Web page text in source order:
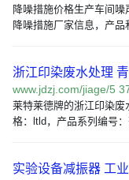
降噪措施价格生产车间
降噪措施厂家信息，产
浙江印染废水处理
www.jdzj.com/jiage/5
莱特莱德牌的浙江印染
格：ltld，产品系列编号
实验设备减振器 工